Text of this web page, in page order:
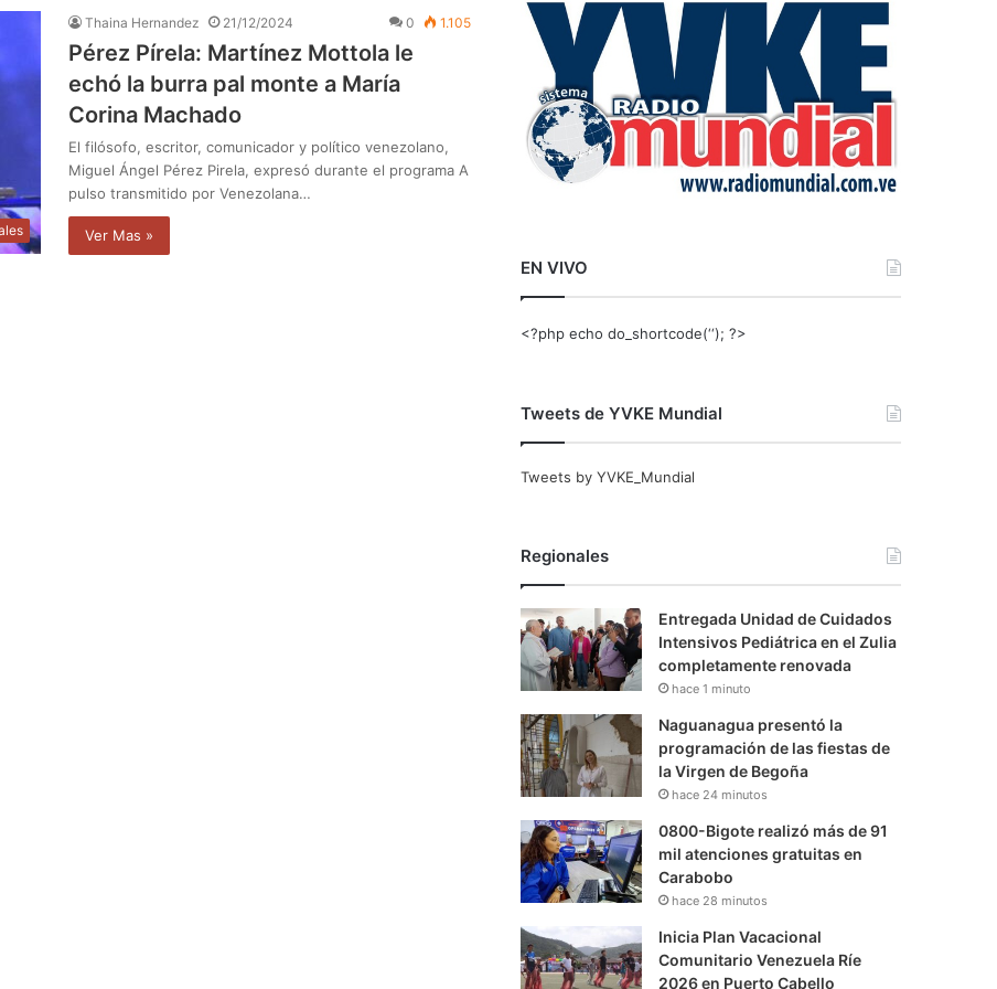
Thaina Hernandez 21/12/2024 0 1.105
Pérez Pírela: Martínez Mottola le
echó la burra pal monte a María
Corina Machado
El filósofo, escritor, comunicador y político venezolano,
Miguel Ángel Pérez Pirela, expresó durante el programa A
pulso transmitido por Venezolana…
Ver Mas »
r
EN VIVO
<?php echo do_shortcode(‘‘); ?>
Tweets de YVKE Mundial
Tweets by YVKE_Mundial
Regionales
Entregada Unidad de Cuidados
Intensivos Pediátrica en el Zulia
completamente renovada
hace 1 minuto
Naguanagua presentó la
programación de las fiestas de
la Virgen de Begoña
hace 24 minutos
0800-Bigote realizó más de 91
mil atenciones gratuitas en
Carabobo
hace 28 minutos
Inicia Plan Vacacional
Comunitario Venezuela Ríe
2026 en Puerto Cabello